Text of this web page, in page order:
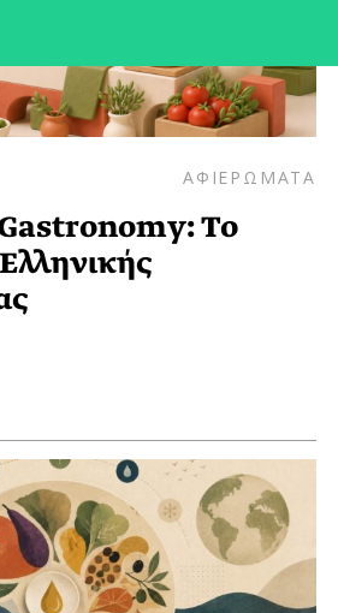
ΑΦΙΕΡΩΜΑΤΑ
Το